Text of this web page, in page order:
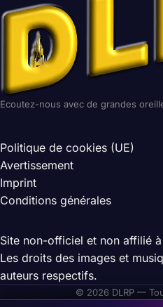
Ecoutez-nous avec de grandes
Politique de cookies (UE)
Avertissement
Imprint
Conditions générales
Site non-officiel et non affilié
Les droits des images et
auteurs respectifs.
© 2026 DLRP —